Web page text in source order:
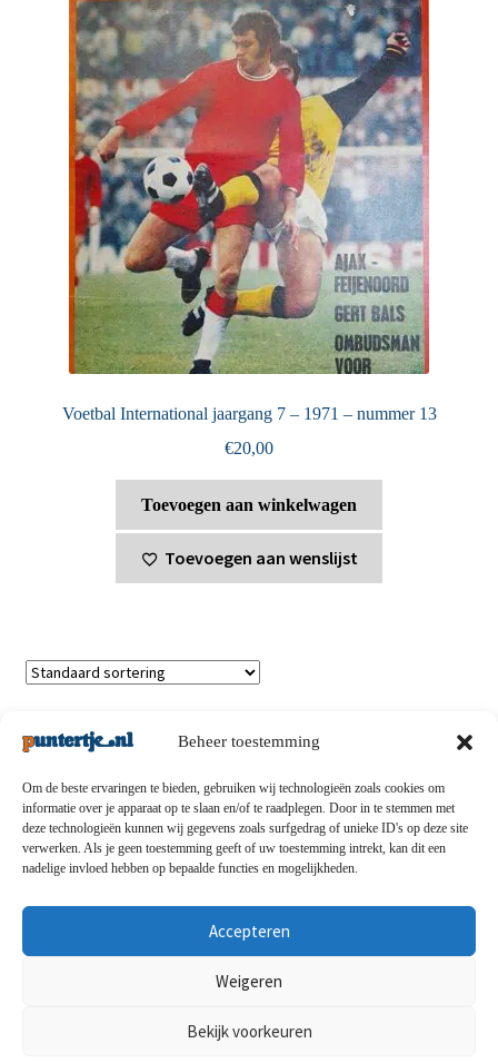
Beheer toestemming
Om de beste ervaringen te bieden, gebruiken wij technologieën zoals cookies om
informatie over je apparaat op te slaan en/of te raadplegen. Door in te stemmen met
deze technologieën kunnen wij gegevens zoals surfgedrag of unieke ID's op deze site
verwerken. Als je geen toestemming geeft of uw toestemming intrekt, kan dit een
nadelige invloed hebben op bepaalde functies en mogelijkheden.
Accepteren
Weigeren
Bekijk voorkeuren
Voetbal International jaargang 7 – 1971 – nummer 13
€20,00
Toevoegen aan winkelwagen
Toevoegen aan wenslijst
Privacybeleid-Verzending en retouren-Algemene
voorwaarden-Disclaimert-Betaalmethoden-Over ons
Contact